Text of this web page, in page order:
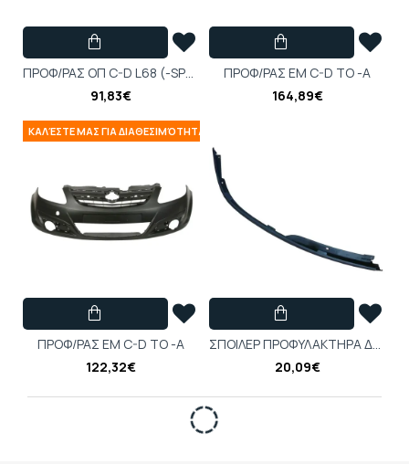
ΠPOΦ/PAΣ OΠ C-D L68 (-SPORT)
91,83€
ΠPOΦ/PAΣ EM C-D TO -A
164,89€
ΚΑΛΈΣΤΕ ΜΑΣ ΓΙΑ ΔΙΑΘΕΣΙΜΌΤΗΤΑ
ΠPOΦ/PAΣ EM C-D TO -A
122,32€
ΣΠOIΛEP ΠPOΦΥΛΑΚΤΗΡΑ ΔEΞI OPEL ASTRA-H 5ΘΥΡΟ 2007->1400413H
20,09€